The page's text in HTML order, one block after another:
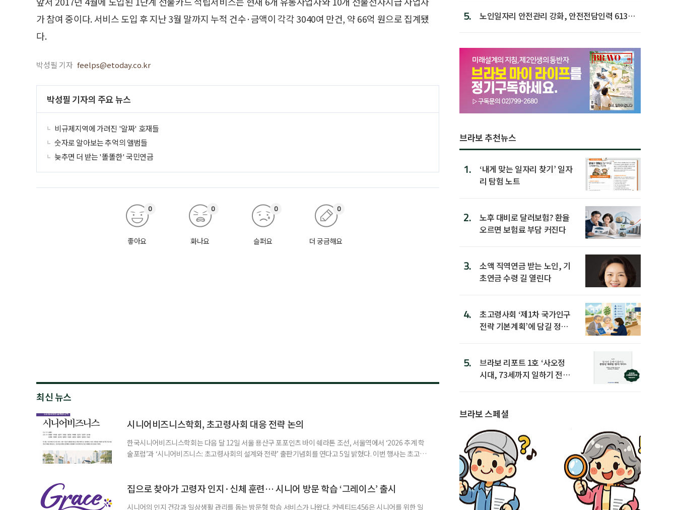
가 참여 중이다. 서비스 도입 후 지난 3월 말까지 누적 건수·금액이 각각 3040여 만건, 약 66억 원으로 집계됐
다.
박성필 기자 feelps@etoday.co.kr
박성필 기자의 주요 뉴스
비규제지역에 가려진 '알짜' 호재들
숫자로 알아보는 추억의 앨범들
늦추면 더 받는 '똘똘한' 국민연금
좋아요
0
화나요
0
슬퍼요
0
더 궁금해요
0
최신 뉴스
시니어비즈니스학회, 초고령사회 대응 전략 논의
한국시니어비즈니스학회는 다음 달 12일 서울 용산구 포포인츠 바이 쉐라톤 조선, 서울역에서 ‘2026 추계 학
술포럼’과 ‘시니어비즈니스: 초고령사회의 설계와 전략’ 출판기념회를 연다고 5일 밝혔다. 이번 행사는 초고령
계하다’를 주제로 기조강연을 한다. 이어 공동저자들이 돌봄과 금융, 헬스케어, 여가, 식품, 디지털 기술 등
집으로 찾아가 고령자 인지·신체 훈련… 시니어 방문 학습 ‘그레이스’ 출시
시니어의 인지 건강과 일상생활 관리를 돕는 방문형 학습 서비스가 나왔다. 커넥티드456은 시니어를 위한 일
5.
노인일자리 안전관리 강화, 안전전담인력 613명
브라보 추천뉴스
1.
‘내게 맞는 일자리 찾기’ 일자
리 탐험 노트
2.
노후 대비로 달러보험? 환율
오르면 보험료 부담 커진다
3.
소액 직역연금 받는 노인, 기
초연금 수령 길 열린다
4.
초고령사회 ‘제1차 국가인구
전략 기본계획’에 담길 정책
5.
브라보 리포트 1호 ‘사오정
시대, 73세까지 일하기 전략’
브라보 스페셜